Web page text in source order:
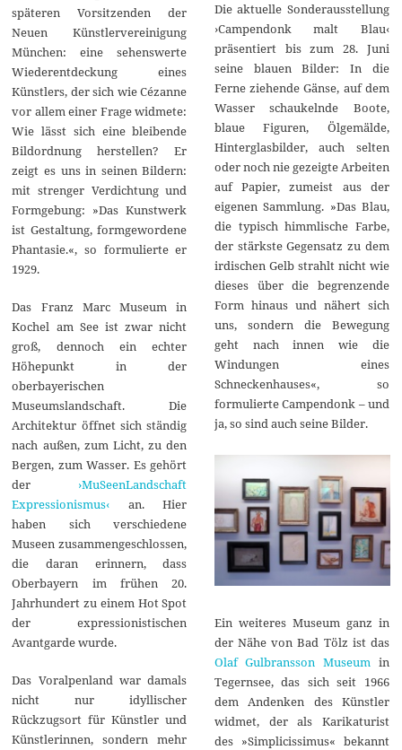
späteren Vorsitzenden der
Neuen Künstlervereinigung
München: eine sehenswerte
Wiederentdeckung eines
Künstlers, der sich wie Cézanne
vor allem einer Frage widmete:
Wie lässt sich eine bleibende
Bildordnung herstellen? Er
zeigt es uns in seinen Bildern:
mit strenger Verdichtung und
Formgebung: »Das Kunstwerk
ist Gestaltung, formgewordene
Phantasie.«, so formulierte er
1929.
Das Franz Marc Museum in
Kochel am See ist zwar nicht
groß, dennoch ein echter
Höhepunkt in der
oberbayerischen
Museumslandschaft. Die
Architektur öffnet sich ständig
nach außen, zum Licht, zu den
Bergen, zum Wasser. Es gehört
der ›MuSeenLandschaft
Expressionismus‹ an. Hier
haben sich verschiedene
Museen zusammengeschlossen,
die daran erinnern, dass
Oberbayern im frühen 20.
Jahrhundert zu einem Hot Spot
der expressionistischen
Avantgarde wurde.
Das Voralpenland war damals
nicht nur idyllischer
Rückzugsort für Künstler und
Künstlerinnen, sondern mehr
Die aktuelle Sonderausstellung
›Campendonk malt Blau‹
präsentiert bis zum 28. Juni
seine blauen Bilder: In die
Ferne ziehende Gänse, auf dem
Wasser schaukelnde Boote,
blaue Figuren, Ölgemälde,
Hinterglasbilder, auch selten
oder noch nie gezeigte Arbeiten
auf Papier, zumeist aus der
eigenen Sammlung. »Das Blau,
die typisch himmlische Farbe,
der stärkste Gegensatz zu dem
irdischen Gelb strahlt nicht wie
dieses über die begrenzende
Form hinaus und nähert sich
uns, sondern die Bewegung
geht nach innen wie die
Windungen eines
Schneckenhauses«, so
formulierte Campendonk – und
ja, so sind auch seine Bilder.
Ein weiteres Museum ganz in
der Nähe von Bad Tölz ist das
Olaf Gulbransson Museum in
Tegernsee, das sich seit 1966
dem Andenken des Künstler
widmet, der als Karikaturist
des »Simplicissimus« bekannt